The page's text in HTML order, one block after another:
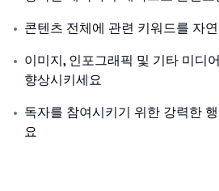
• 콘텐츠 전체에 관련 키워드를 자
• 이미지, 인포그래픽 및 기타 미디
향상시키세요
• 독자를 참여시키기 위한 강력한
요